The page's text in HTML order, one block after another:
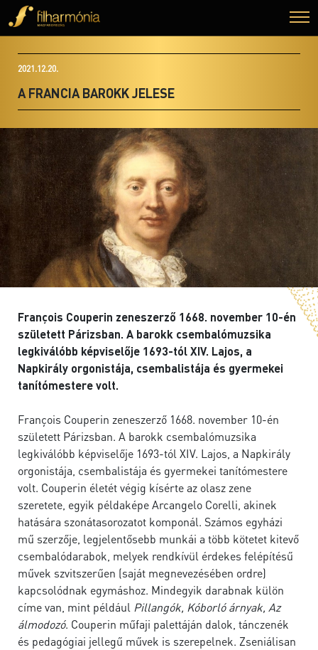
2021.12.20.
A FRANCIA BAROKK JELESE
François Couperin zeneszerző 1668. november 10-én
született Párizsban. A barokk csembalómuzsika
legkiválóbb képviselője 1693-tól XIV. Lajos, a
Napkirály orgonistája, csembalistája és gyermekei
tanítómestere volt.
François Couperin zeneszerző 1668. november 10-én
született Párizsban. A barokk csembalómuzsika
legkiválóbb képviselője 1693-tól XIV. Lajos, a Napkirály
orgonistája, csembalistája és gyermekei tanítómestere
volt. Couperin életét végig kísérte az olasz zene
szeretete, egyik példaképe Arcangelo Corelli, akinek
hatására szonátasorozatot komponál. Számos egyházi
mű szerzője, legjelentősebb munkái a több kötetet kitevő
csembalódarabok, melyek rendkívül érdekes felépítésű
művek szvitszerűen (saját megnevezésében ordre)
kapcsolódnak egymáshoz. Mindegyik darabnak külön
címe van, mint például Pillangók, Kóborló árnyak, Az
álmodozó. Couperin műfaji palettáján dalok, tánczenék
és pedagógiai jellegű művek is szerepelnek. Zseniálisan